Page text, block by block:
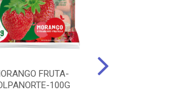
FRUTA-
100G